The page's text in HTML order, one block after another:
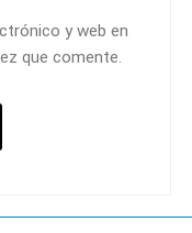
y web en
que comente.